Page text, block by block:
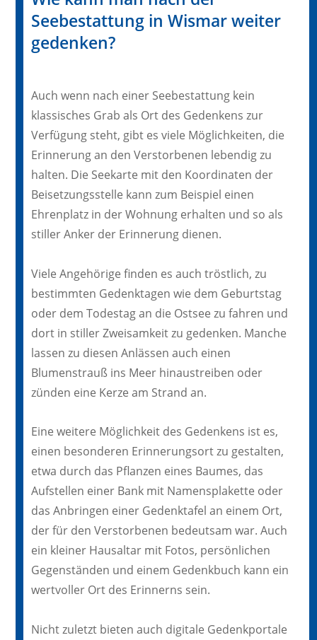
Seebestattung in Wismar weiter
gedenken?
Auch wenn nach einer Seebestattung kein
klassisches Grab als Ort des Gedenkens zur
Verfügung steht, gibt es viele Möglichkeiten, die
Erinnerung an den Verstorbenen lebendig zu
halten. Die Seekarte mit den Koordinaten der
Beisetzungsstelle kann zum Beispiel einen
Ehrenplatz in der Wohnung erhalten und so als
stiller Anker der Erinnerung dienen.
Viele Angehörige finden es auch tröstlich, zu
bestimmten Gedenktagen wie dem Geburtstag
oder dem Todestag an die Ostsee zu fahren und
dort in stiller Zweisamkeit zu gedenken. Manche
lassen zu diesen Anlässen auch einen
Blumenstrauß ins Meer hinaustreiben oder
zünden eine Kerze am Strand an.
Eine weitere Möglichkeit des Gedenkens ist es,
einen besonderen Erinnerungsort zu gestalten,
etwa durch das Pflanzen eines Baumes, das
Aufstellen einer Bank mit Namensplakette oder
das Anbringen einer Gedenktafel an einem Ort,
der für den Verstorbenen bedeutsam war. Auch
ein kleiner Hausaltar mit Fotos, persönlichen
Gegenständen und einem Gedenkbuch kann ein
wertvoller Ort des Erinnerns sein.
Nicht zuletzt bieten auch digitale Gedenkportale